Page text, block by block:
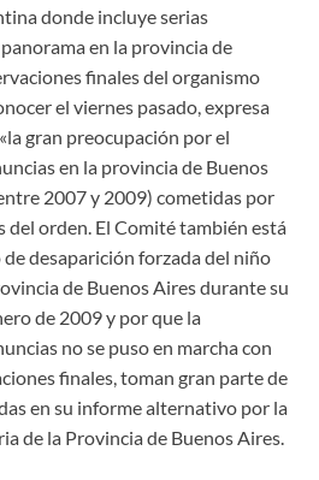
donde incluye serias
en la provincia de
finales del organismo
el viernes pasado, expresa
gran preocupación por el
en la provincia de Buenos
2007 y 2009) cometidas por
del orden. El Comité también está
desaparición forzada del niño
de Buenos Aires durante su
de 2009 y por que la
no se puso en marcha con
finales, toman gran parte de
en su informe alternativo por la
de la Provincia de Buenos Aires.